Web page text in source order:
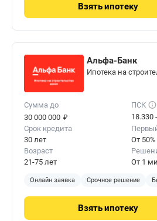
Взятьипотеку
Альфа-Банк
Ипотека на
Сумма до
30 000 000 ₽
ПСК
18.330
Срок кредита
30 лет
От 50%
Возраст
21-75 лет
От 1
Онлайн заявка Срочное решение
Взятьипотеку